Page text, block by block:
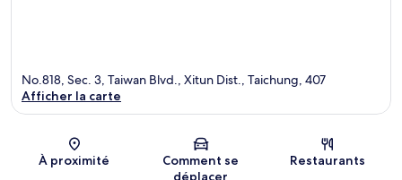
Carte
No.818, Sec. 3, Taiwan Blvd., Xitun Dist., Taichung, 407
Afficher la carte
À proximité
Comment se
déplacer
Restaurants